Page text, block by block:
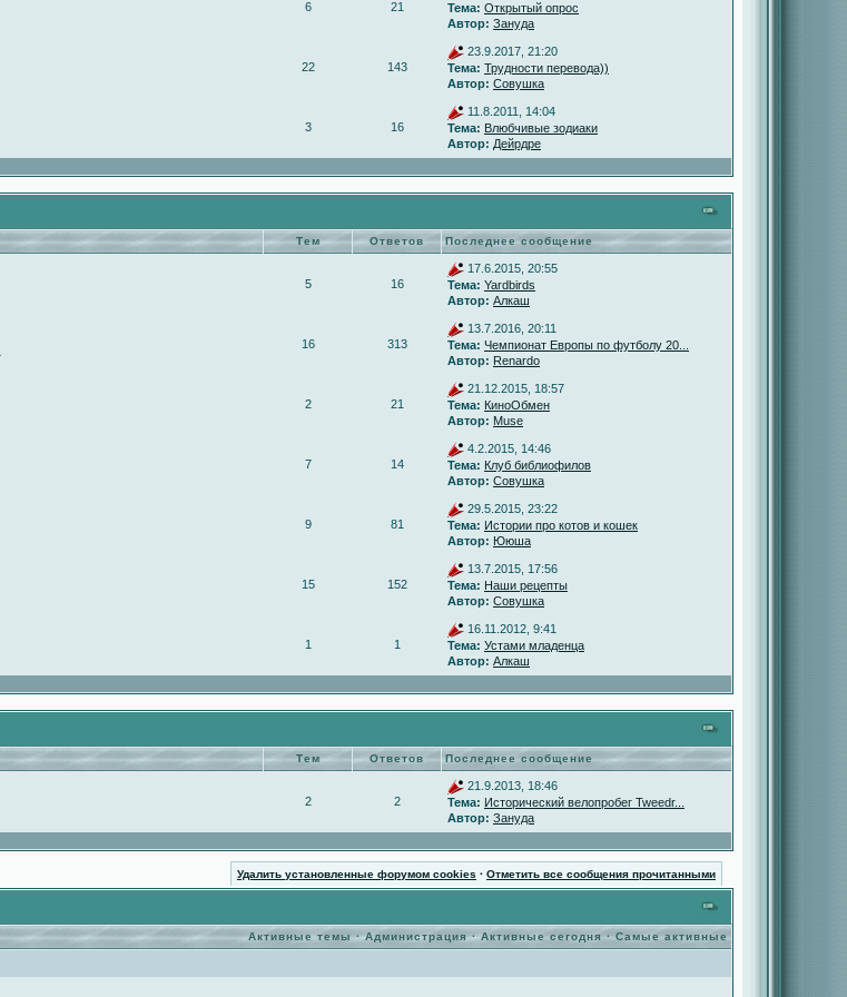
6 21
Тема: Открытый опрос
Автор: Зануда
22 143
23.9.2017, 21:20
Тема: Трудности перевода))
Автор: Совушка
3 16
11.8.2011, 14:04
Тема: Влюбчивые зодиаки
Автор: Дейрдре
Тем Ответов Последнее сообщение
5 16
17.6.2015, 20:55
Тема: Yardbirds
Автор: Алкаш
16 313
13.7.2016, 20:11
Тема: Чемпионат Европы по футболу 20...
Автор: Renardo
2 21
21.12.2015, 18:57
Тема: КиноОбмен
Автор: Muse
7 14
4.2.2015, 14:46
Тема: Клуб библиофилов
Автор: Совушка
9 81
29.5.2015, 23:22
Тема: Истории про котов и кошек
Автор: Ююша
15 152
13.7.2015, 17:56
Тема: Наши рецепты
Автор: Совушка
1 1
16.11.2012, 9:41
Тема: Устами младенца
Автор: Алкаш
Тем Ответов Последнее сообщение
2 2
21.9.2013, 18:46
Тема: Исторический велопробег Tweedr...
Автор: Зануда
Удалить установленные форумом cookies · Отметить все сообщения прочитанными
Активные темы·Администрация·Активные сегодня · Самые активные